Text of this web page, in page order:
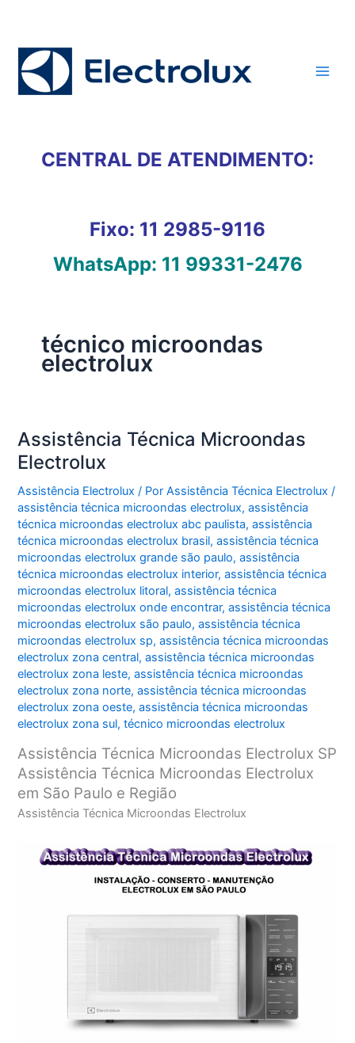
conteúdo
CENTRAL DE ATENDIMENTO:
Fixo: 11 2985-9116
WhatsApp: 11 99331-2476
técnico microondas
electrolux
Assistência Técnica Microondas
Electrolux
Assistência Electrolux / PorAssistência Técnica Electrolux/
assistência técnica microondas electrolux,assistência
técnica microondas electrolux abc paulista,assistência
técnica microondas electrolux brasil,assistência técnica
microondas electrolux grande são paulo,assistência
técnica microondas electrolux interior,assistência técnica
microondas electrolux litoral,assistência técnica
microondas electrolux onde encontrar,assistência técnica
microondas electrolux são paulo,assistência técnica
microondas electrolux sp,assistência técnica microondas
electrolux zona central,assistência técnica microondas
electrolux zona leste,assistência técnica microondas
electrolux zona norte,assistência técnica microondas
electrolux zona oeste,assistência técnica microondas
electrolux zona sul,técnico microondas electrolux
Assistência Técnica Microondas Electrolux SP
Assistência Técnica Microondas Electrolux
em São Paulo e Região
Assistência Técnica Microondas Electrolux